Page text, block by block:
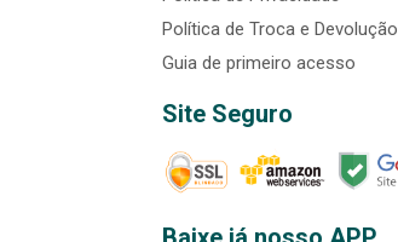
Política de Troca e Devolução
Guia de primeiro acesso
Site Seguro